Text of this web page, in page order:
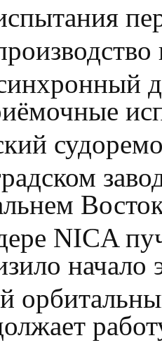
NICA
начало